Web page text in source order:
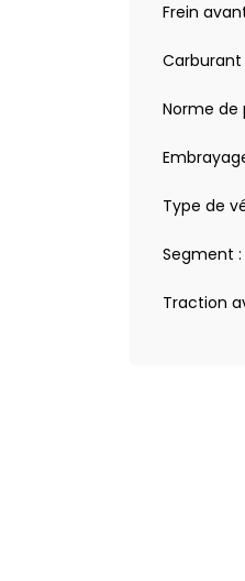
Frein
Norme de
Type de
Segment :
Traction